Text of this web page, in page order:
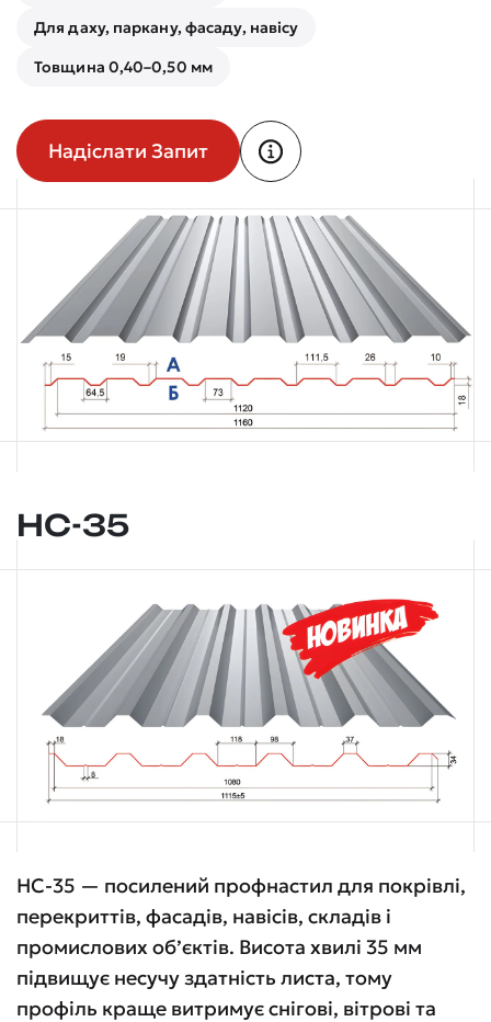
Для даху, паркану, фасаду, навісу
Товщина 0,40–0,50 мм
Надіслати Запит
НС-35
НС-35 — посилений профнастил для покрівлі,
перекриттів, фасадів, навісів, складів і
промислових об’єктів. Висота хвилі 35 мм
підвищує несучу здатність листа, тому
профіль краще витримує снігові, вітрові та